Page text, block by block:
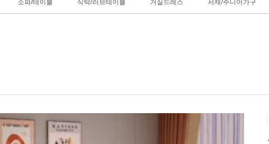
소파/테이블 식탁/러브테이블 거실드레스 서재/주니어가구